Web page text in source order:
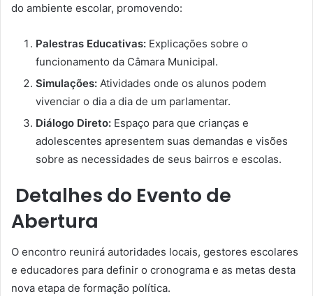
do ambiente escolar, promovendo:
Palestras Educativas: Explicações sobre o
funcionamento da Câmara Municipal.
Simulações: Atividades onde os alunos podem
vivenciar o dia a dia de um parlamentar.
Diálogo Direto: Espaço para que crianças e
adolescentes apresentem suas demandas e visões
sobre as necessidades de seus bairros e escolas.
Detalhes do Evento de
Abertura
O encontro reunirá autoridades locais, gestores escolares
e educadores para definir o cronograma e as metas desta
nova etapa de formação política.